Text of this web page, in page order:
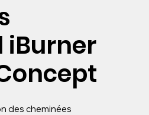
iBurner
des cheminées